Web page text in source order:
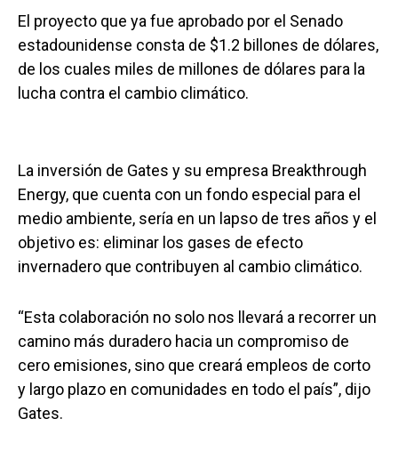
El proyecto que ya fue aprobado por el Senado
estadounidense consta de $1.2 billones de dólares,
de los cuales miles de millones de dólares para la
lucha contra el cambio climático.
La inversión de Gates y su empresa Breakthrough
Energy, que cuenta con un fondo especial para el
medio ambiente, sería en un lapso de tres años y el
objetivo es: eliminar los gases de efecto
invernadero que contribuyen al cambio climático.
“Esta colaboración no solo nos llevará a recorrer un
camino más duradero hacia un compromiso de
cero emisiones, sino que creará empleos de corto
y largo plazo en comunidades en todo el país”, dijo
Gates.